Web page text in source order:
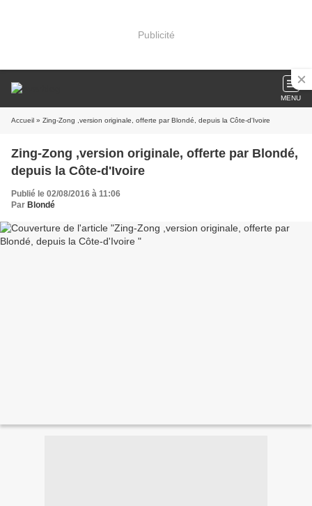
Publicité
MENU
Accueil » Zing-Zong ,version originale, offerte par Blondé, depuis la Côte-d'Ivoire
Zing-Zong ,version originale, offerte par Blondé,
depuis la Côte-d'Ivoire
Publié le 02/08/2016 à 11:06
Par Blondé